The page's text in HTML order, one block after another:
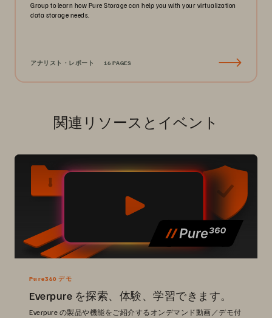
Group to learn how Pure Storage can help you with your virtualization
data storage needs.
アナリスト・レポート 16 PAGES
関連リソースとイベント
Pure360 デモ
Everpure を探索、体験、学習できます。
Everpure の製品や機能をご紹介するオンデマンド動画／デモ付